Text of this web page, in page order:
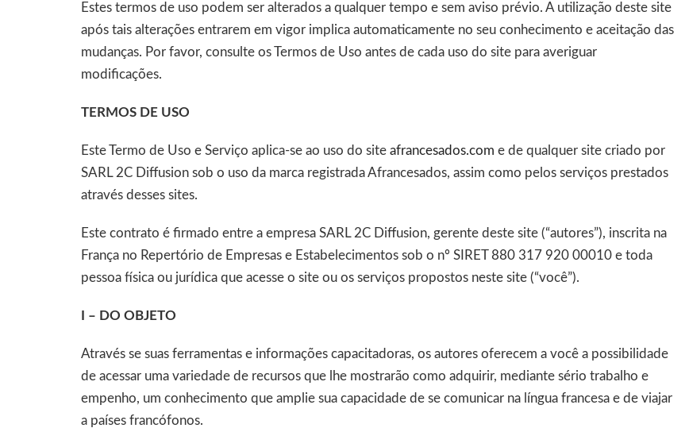
Estes termos de uso podem ser alterados a qualquer tempo e sem aviso prévio. A utilização deste site
após tais alterações entrarem em vigor implica automaticamente no seu conhecimento e aceitação das
mudanças. Por favor, consulte os Termos de Uso antes de cada uso do site para averiguar
modificações.
TERMOS DE USO
Este Termo de Uso e Serviço aplica-se ao uso do site afrancesados.com e de qualquer site criado por
SARL 2C Diffusion sob o uso da marca registrada Afrancesados, assim como pelos serviços prestados
através desses sites.
Este contrato é firmado entre a empresa SARL 2C Diffusion, gerente deste site (“autores”), inscrita na
França no Repertório de Empresas e Estabelecimentos sob o nº SIRET 880 317 920 00010 e toda
pessoa física ou jurídica que acesse o site ou os serviços propostos neste site (“você”).
I – DO OBJETO
Através se suas ferramentas e informações capacitadoras, os autores oferecem a você a possibilidade
de acessar uma variedade de recursos que lhe mostrarão como adquirir, mediante sério trabalho e
empenho, um conhecimento que amplie sua capacidade de se comunicar na língua francesa e de viajar
a países francófonos.